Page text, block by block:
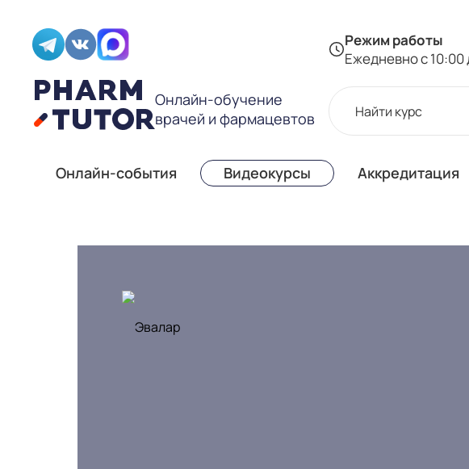
Онлайн-обучение
врачей и фармацевтов
Режим работы
Ежедневно с 10:00
Онлайн-события Видеокурсы Аккредитация